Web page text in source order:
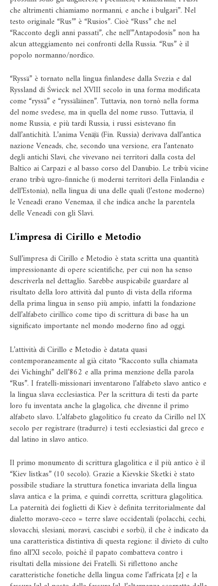
che altrimenti chiamiamo normanni, e anche i bulgari”. Nel
testo originale “Rus’” è “Rusios”. Cioè “Russ” che nel
“Racconto degli anni passati”, che nell’”Antapodosis” non ha
alcun atteggiamento nei confronti della Russia. “Rus” è il
popolo normanno/nordico.
“Ryssä” è tornato nella lingua finlandese dalla Svezia e dal
Ryssland di Świeck nel XVIII secolo in una forma modificata
come “ryssä” e “ryssäläinen”. Tuttavia, non tornò nella forma
del nome svedese, ma in quella del nome russo. Tuttavia, il
nome Russia, e più tardi Russia, i russi esistevano fin
dall’antichità. L’anima Venäjä (Fin. Russia) derivava dall’antica
nazione Veneads, che, secondo una versione, era l’antenato
degli antichi Slavi, che vivevano nei territori dalla costa del
Baltico ai Carpazi e al basso corso del Danubio. Le tribù vicine
erano tribù ugro-finniche (i moderni territori della Finlandia e
dell’Estonia), nella lingua di una delle quali (l’estone moderno)
le Veneadi erano Venemaa, il che indica anche la parentela
delle Veneadi con gli Slavi.
L’impresa di Cirillo e Metodio
Sull’impresa di Cirillo e Metodio è stata scritta una quantità
impressionante di opere scientifiche, per cui non ha senso
descriverla nel dettaglio. Sarebbe auspicabile guardare al
risultato della loro attività dal punto di vista della riforma
della prima lingua in senso più ampio, infatti la fondazione
dell’alfabeto cirillico come tipo di scrittura di base ha un
significato importante nel mondo moderno fino ad oggi.
L’attività di Cirillo e Metodio è datata quasi
contemporaneamente al già citato “Racconto sulla chiamata
dei Vichinghi” dell’862 e alla prima menzione della parola
“Rus”. I fratelli-missionari inventarono l’alfabeto slavo antico e
la lingua slava ecclesiastica. Per la scrittura di testi da parte
loro fu inventata anche la glagolica, che divenne il primo
alfabeto slavo. L’alfabeto glagolitico fu creato da Cirillo nel IX
secolo per registrare (tradurre) i testi ecclesiastici dal greco e
dal latino in slavo antico.
Il primo monumento di scrittura glagolitica e il più antico è il
“Kiev listkas” (10 secolo). Grazie a Kievskie Sketki è stato
possibile studiare la struttura fonetica invariata della lingua
slava antica e la prima, e quindi corretta, scrittura glagolitica.
La paternità dei foglietti di Kiev è definita territorialmente dal
dialetto moravo-ceco = terre slave occidentali (polacchi, cechi,
slovacchi, slesiani, moravi, casciubi e sorbi), il che è indicato da
una caratteristica distintiva di questa regione: il divieto di culto
fino all’XI secolo, poiché il papato combatteva contro i
risultati della missione dei Fratelli. Si riflettono anche
caratteristiche fonetiche della lingua come l’affricata [z] e la